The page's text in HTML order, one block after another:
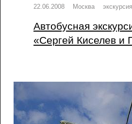
22.06.2008 Москва экскурсия
Автобусная
«Сергей Киселев и